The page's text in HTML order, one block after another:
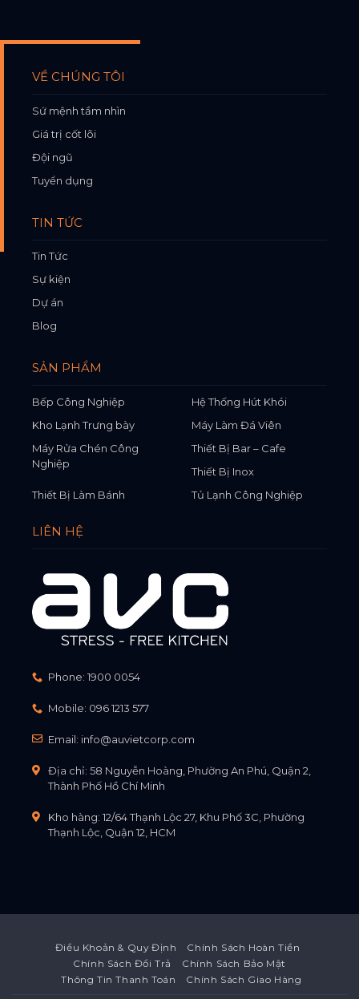
VỀ CHÚNG TÔI
Sứ mệnh tầm nhìn
Giá trị cốt lõi
Đội ngũ
Tuyển dụng
TIN TỨC
Tin Tức
Sự kiện
Dự án
Blog
SẢN PHẨM
Bếp Công Nghiệp
Hệ Thống Hút Khói
Kho Lạnh Trưng bày
Máy Làm Đá Viên
Máy Rửa Chén Công
Nghiệp
Thiết Bị Bar – Cafe
Thiết Bị Inox
Thiết Bị Làm Bánh
Tủ Lạnh Công Nghiệp
LIÊN HỆ
Phone: 1900 0054
Mobile: 096 1213 577
Email: info@auvietcorp.com
Địa chỉ: 58 Nguyễn Hoàng, Phường An Phú, Quận 2,
Thành Phố Hồ Chí Minh
Kho hàng: 12/64 Thạnh Lộc 27, Khu Phố 3C, Phường
Thạnh Lộc, Quận 12, HCM
Điều Khoản & Quy Định
Chính Sách Hoàn Tiền
Chính Sách Đổi Trả
Chính Sách Bảo Mật
Thông Tin Thanh Toán
Chính Sách Giao Hàng